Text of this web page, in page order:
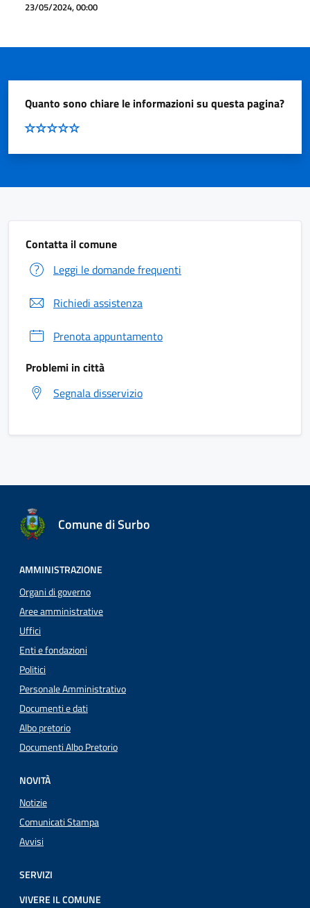
23/05/2024, 00:00
Quanto sono chiare le informazioni su questa pagina?
Contatta il comune
Leggi le domande frequenti
Richiedi assistenza
Prenota appuntamento
Problemi in città
Segnala disservizio
Comune di Surbo
AMMINISTRAZIONE
Organi di governo
Aree amministrative
Uffici
Enti e fondazioni
Politici
Personale Amministrativo
Documenti e dati
Albo pretorio
Documenti Albo Pretorio
NOVITÀ
Notizie
Comunicati Stampa
Avvisi
SERVIZI
VIVERE IL COMUNE